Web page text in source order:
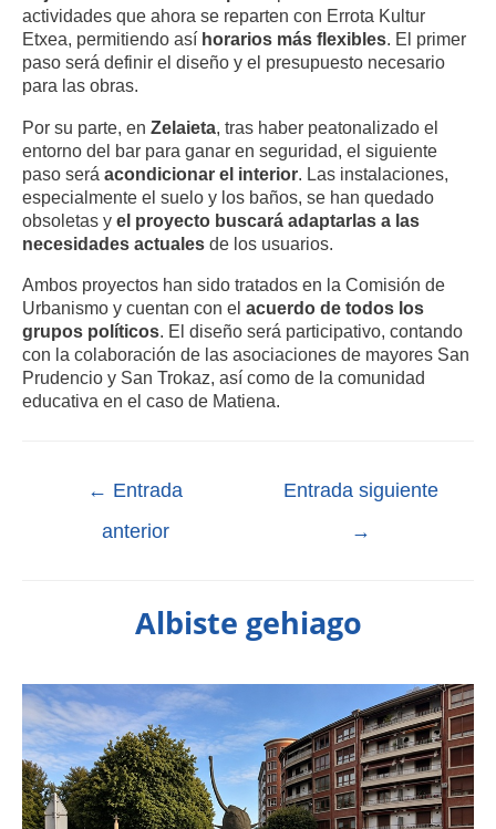
actividades que ahora se reparten con Errota Kultur
Etxea, permitiendo así horarios más flexibles. El primer
paso será definir el diseño y el presupuesto necesario
para las obras.
Por su parte, en Zelaieta, tras haber peatonalizado el
entorno del bar para ganar en seguridad, el siguiente
paso será acondicionar el interior. Las instalaciones,
especialmente el suelo y los baños, se han quedado
obsoletas y el proyecto buscará adaptarlas a las
necesidades actuales de los usuarios.
Ambos proyectos han sido tratados en la Comisión de
Urbanismo y cuentan con el acuerdo de todos los
grupos políticos. El diseño será participativo, contando
con la colaboración de las asociaciones de mayores San
Prudencio y San Trokaz, así como de la comunidad
educativa en el caso de Matiena.
← Entrada
anterior
Entrada siguiente
→
Albiste gehiago